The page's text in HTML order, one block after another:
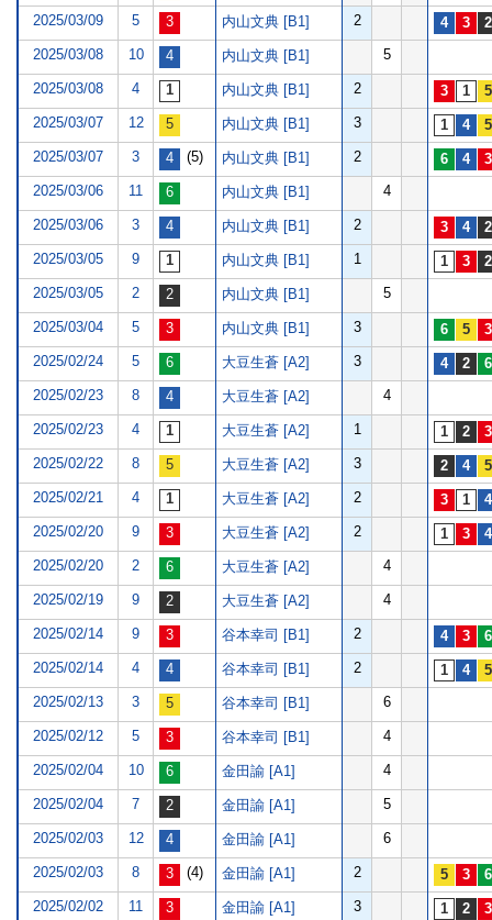
2025/03/09 5 内山文典 [B1] 2
2025/03/08 10 内山文典 [B1] 5
2025/03/08 4 内山文典 [B1] 2
2025/03/07 12 内山文典 [B1] 3
2025/03/07 3 (5) 内山文典 [B1] 2
2025/03/06 11 内山文典 [B1] 4
2025/03/06 3 内山文典 [B1] 2
2025/03/05 9 内山文典 [B1] 1
2025/03/05 2 内山文典 [B1] 5
2025/03/04 5 内山文典 [B1] 3
2025/02/24 5 大豆生蒼 [A2] 3
2025/02/23 8 大豆生蒼 [A2] 4
2025/02/23 4 大豆生蒼 [A2] 1
2025/02/22 8 大豆生蒼 [A2] 3
2025/02/21 4 大豆生蒼 [A2] 2
2025/02/20 9 大豆生蒼 [A2] 2
2025/02/20 2 大豆生蒼 [A2] 4
2025/02/19 9 大豆生蒼 [A2] 4
2025/02/14 9 谷本幸司 [B1] 2
2025/02/14 4 谷本幸司 [B1] 2
2025/02/13 3 谷本幸司 [B1] 6
2025/02/12 5 谷本幸司 [B1] 4
2025/02/04 10 金田諭 [A1] 4
2025/02/04 7 金田諭 [A1] 5
2025/02/03 12 金田諭 [A1] 6
2025/02/03 8 (4) 金田諭 [A1] 2
2025/02/02 11 金田諭 [A1] 3